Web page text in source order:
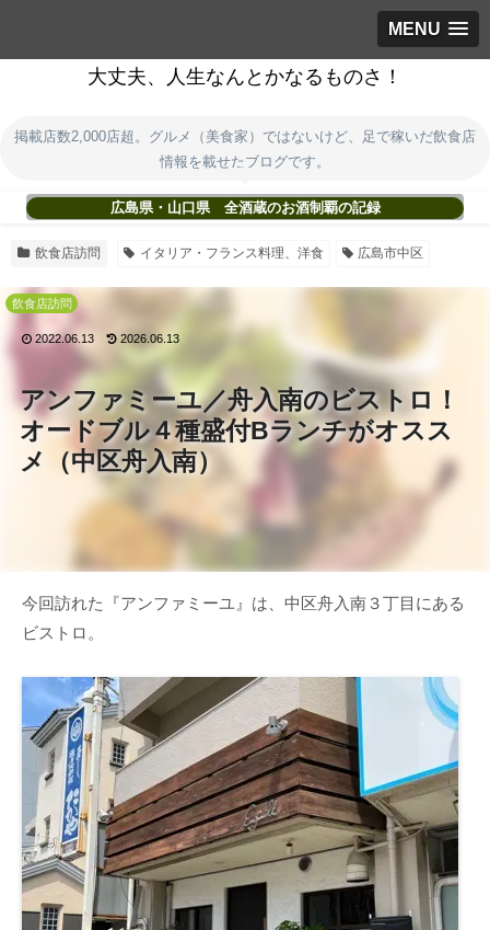
MENU
大丈夫、人生なんとかなるものさ！
掲載店数2,000店超。グルメ（美食家）ではないけど、足で稼いだ飲食店
情報を載せたブログです。
広島県・山口県 全酒蔵のお酒制覇の記録
飲食店訪問 イタリア・フランス料理、洋食 広島市中区
アンファミーユ／舟入南のビストロ！
オードブル４種盛付Bランチがオスス
メ（中区舟入南）
飲食店訪問
2022.06.13 2026.06.13
今回訪れた『アンファミーユ』は、中区舟入南３丁目にある
ビストロ。